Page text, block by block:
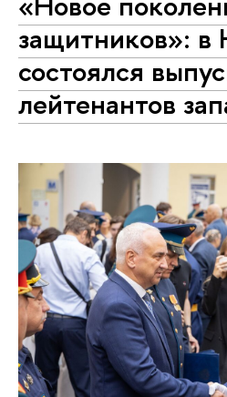
защитников»:
состоялся
лейтенантов